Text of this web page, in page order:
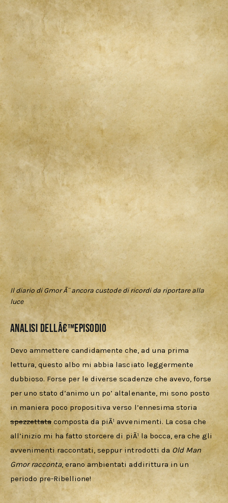
Il diario di Gmor Ã¨ ancora custode di ricordi da riportare alla
luce
Analisi dellâ€™episodio
Devo ammettere candidamente che, ad una prima
lettura, questo albo mi abbia lasciato leggermente
dubbioso. Forse per le diverse scadenze che avevo, forse
per uno stato d’animo un po’ altalenante, mi sono posto
in maniera poco propositiva verso l’ennesima storia
spezzettata composta da piÃ¹ avvenimenti. La cosa che
all’inizio mi ha fatto storcere di piÃ¹ la bocca, era che gli
avvenimenti raccontati, seppur introdotti da Old Man
Gmor racconta, erano ambientati addirittura in un
periodo pre-Ribellione!